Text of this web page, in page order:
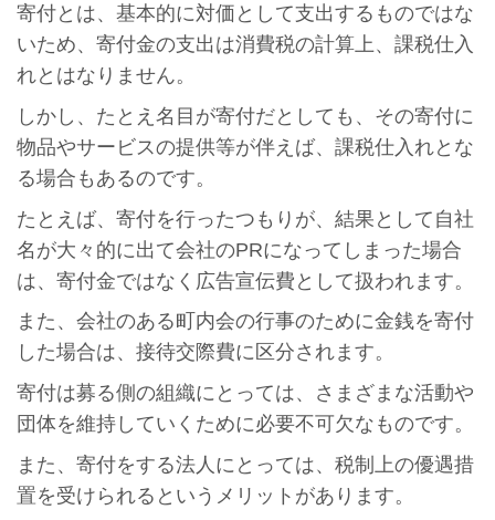
寄付とは、基本的に対価として支出するものではな
いため、寄付金の支出は消費税の計算上、課税仕入
れとはなりません。
しかし、たとえ名目が寄付だとしても、その寄付に
物品やサービスの提供等が伴えば、課税仕入れとな
る場合もあるのです。
たとえば、寄付を行ったつもりが、結果として自社
名が大々的に出て会社のPRになってしまった場合
は、寄付金ではなく広告宣伝費として扱われます。
また、会社のある町内会の行事のために金銭を寄付
した場合は、接待交際費に区分されます。
寄付は募る側の組織にとっては、さまざまな活動や
団体を維持していくために必要不可欠なものです。
また、寄付をする法人にとっては、税制上の優遇措
置を受けられるというメリットがあります。